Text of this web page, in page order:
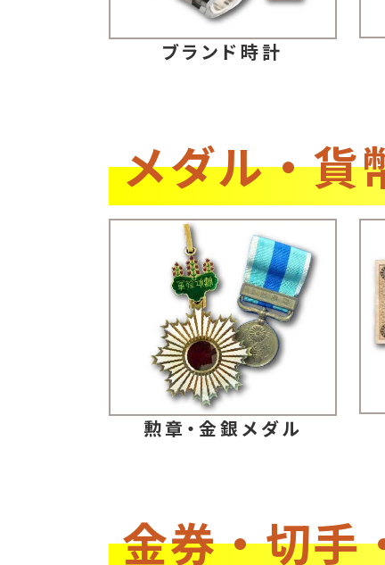
ブランド時計
メダル・貨
勲章・金銀メダル
金券・切手